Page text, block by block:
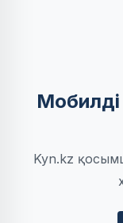
Kyn.kz